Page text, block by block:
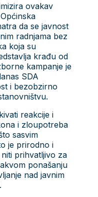
ovakav
da se javnost
radnjama bez
koja su
krađu od
kampanje je
SDA
i bezobzirno
reakcije i
i zloupotreba
sasvim
je prirodno i
prihvatljivo za
ponašanju
nad javnim